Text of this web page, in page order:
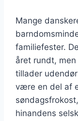
Mange
familiefester.
året rundt,
tillader
være en del af
hinandens